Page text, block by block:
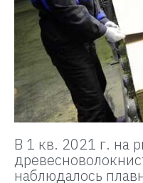
В 1 кв. 2021 г. на
наблюдалось